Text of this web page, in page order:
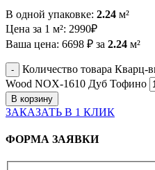
В одной упаковке: 2.24 м²
Цена за 1 м²: 2990₽
Ваша цена: 6698 ₽ за 2.24 м²
Количество товара Кварц-
Wood NOX-1610 Дуб Тофино
В корзину
ЗАКАЗАТЬ В 1 КЛИК
ФОРМА ЗАЯВКИ